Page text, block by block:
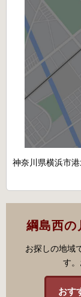
神奈川県横浜市
綱島西の
お探しの地域
す
おす